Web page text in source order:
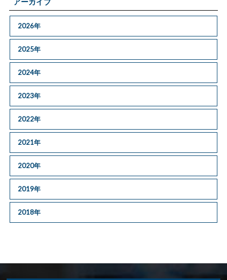
2026年
2025年
2024年
2023年
2022年
2021年
2020年
2019年
2018年